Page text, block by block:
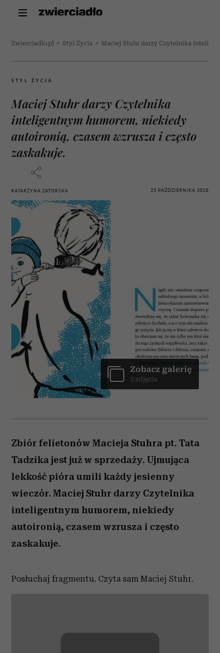
Zwierciadlo.pl > Styl Życia > Maciej Stuhr darzy Czytelnika
STYL ŻYCIA
Maciej Stuhr darzy Czytelnika
inteligentnym humorem, niekiedy
autoironią, czasem wzrusza i często
zaskakuje.
KATARZYNA ZATORSKA 25 PAŹDZIERNIKA 2018
Zobacz galerię
3 zdjęcia
Zbiór felietonów Macieja Stuhra pt. Tata
Tadzika jest już w sprzedaży. Ujmująca
lekkość pióra umili każdy jesienny
wieczór. Maciej Stuhr darzy Czytelnika
inteligentnym humorem, niekiedy
autoironią, czasem wzrusza i często
zaskakuje.
Posłuchaj fragmentu. Czyta sam Maciej Stuhr.